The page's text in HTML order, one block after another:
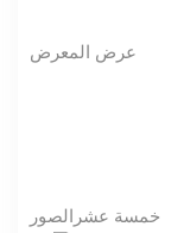
عرض المعرض
خمسة عشر الصور